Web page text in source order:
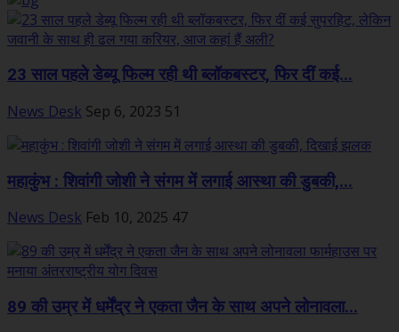
23 साल पहले डेब्यू फिल्म रही थी ब्लॉकबस्टर, फिर दीं कई...
News Desk Sep 6, 2023 51
महाकुंभ : शिवांगी जोशी ने संगम में लगाई आस्था की डुबकी,...
News Desk Feb 10, 2025 47
89 की उम्र में धर्मेंद्र ने एकता जैन के साथ अपने लोनावला...